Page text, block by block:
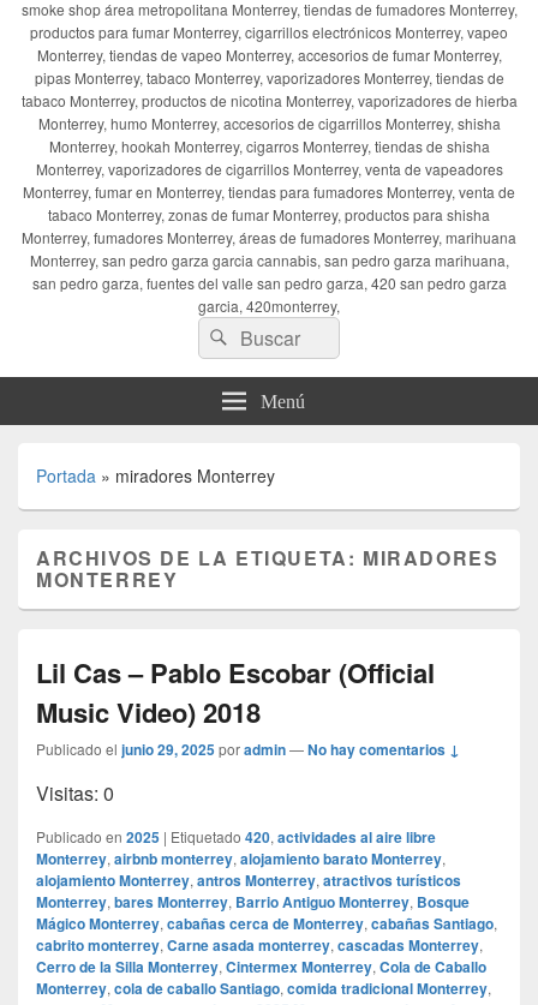
smoke shop área metropolitana Monterrey, tiendas de fumadores Monterrey,
productos para fumar Monterrey, cigarrillos electrónicos Monterrey, vapeo
Monterrey, tiendas de vapeo Monterrey, accesorios de fumar Monterrey,
pipas Monterrey, tabaco Monterrey, vaporizadores Monterrey, tiendas de
tabaco Monterrey, productos de nicotina Monterrey, vaporizadores de hierba
Monterrey, humo Monterrey, accesorios de cigarrillos Monterrey, shisha
Monterrey, hookah Monterrey, cigarros Monterrey, tiendas de shisha
Monterrey, vaporizadores de cigarrillos Monterrey, venta de vapeadores
Monterrey, fumar en Monterrey, tiendas para fumadores Monterrey, venta de
tabaco Monterrey, zonas de fumar Monterrey, productos para shisha
Monterrey, fumadores Monterrey, áreas de fumadores Monterrey, marihuana
Monterrey, san pedro garza garcia cannabis, san pedro garza marihuana,
san pedro garza, fuentes del valle san pedro garza, 420 san pedro garza
garcia, 420monterrey,
Buscar
por:
Buscar
Menú
Portada » miradores Monterrey
ARCHIVOS DE LA ETIQUETA: MIRADORES
MONTERREY
Lil Cas – Pablo Escobar (Official
Music Video) 2018
Publicado el junio 29, 2025poradmin—No hay comentarios ↓
Visitas: 0
Publicado en 2025 | Etiquetado 420, actividades al aire libre
Monterrey, airbnb monterrey, alojamiento barato Monterrey,
alojamiento Monterrey, antros Monterrey, atractivos turísticos
Monterrey, bares Monterrey, Barrio Antiguo Monterrey, Bosque
Mágico Monterrey, cabañas cerca de Monterrey, cabañas Santiago,
cabrito monterrey, Carne asada monterrey, cascadas Monterrey,
Cerro de la Silla Monterrey, Cintermex Monterrey, Cola de Caballo
Monterrey, cola de caballo Santiago, comida tradicional Monterrey,